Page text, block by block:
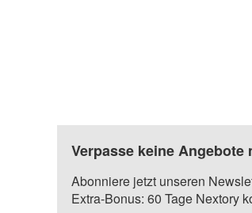
Verpasse keine Angebote
Abonniere jetzt unseren
Extra-Bonus: 60 Tage Nextory